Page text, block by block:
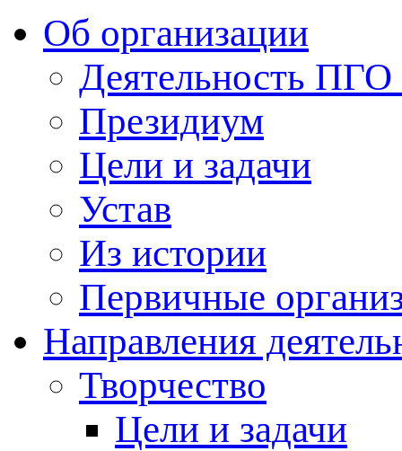
Об организации
Деятельность
Президиум
Цели и задачи
Устав
Из истории
Первичные
Направления
Творчество
Цели и задачи